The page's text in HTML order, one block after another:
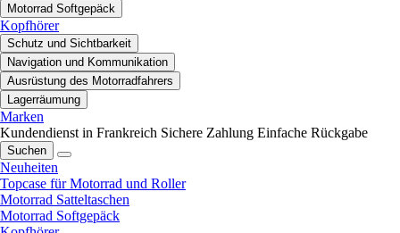
Motorrad Softgepäck
Kopfhörer
Schutz und Sichtbarkeit
Navigation und Kommunikation
Ausrüstung des Motorradfahrers
Lagerräumung
Marken
Kundendienst in Frankreich Sichere Zahlung Einfache Rückgabe
Suchen
Neuheiten
Topcase für Motorrad und Roller
Motorrad Satteltaschen
Motorrad Softgepäck